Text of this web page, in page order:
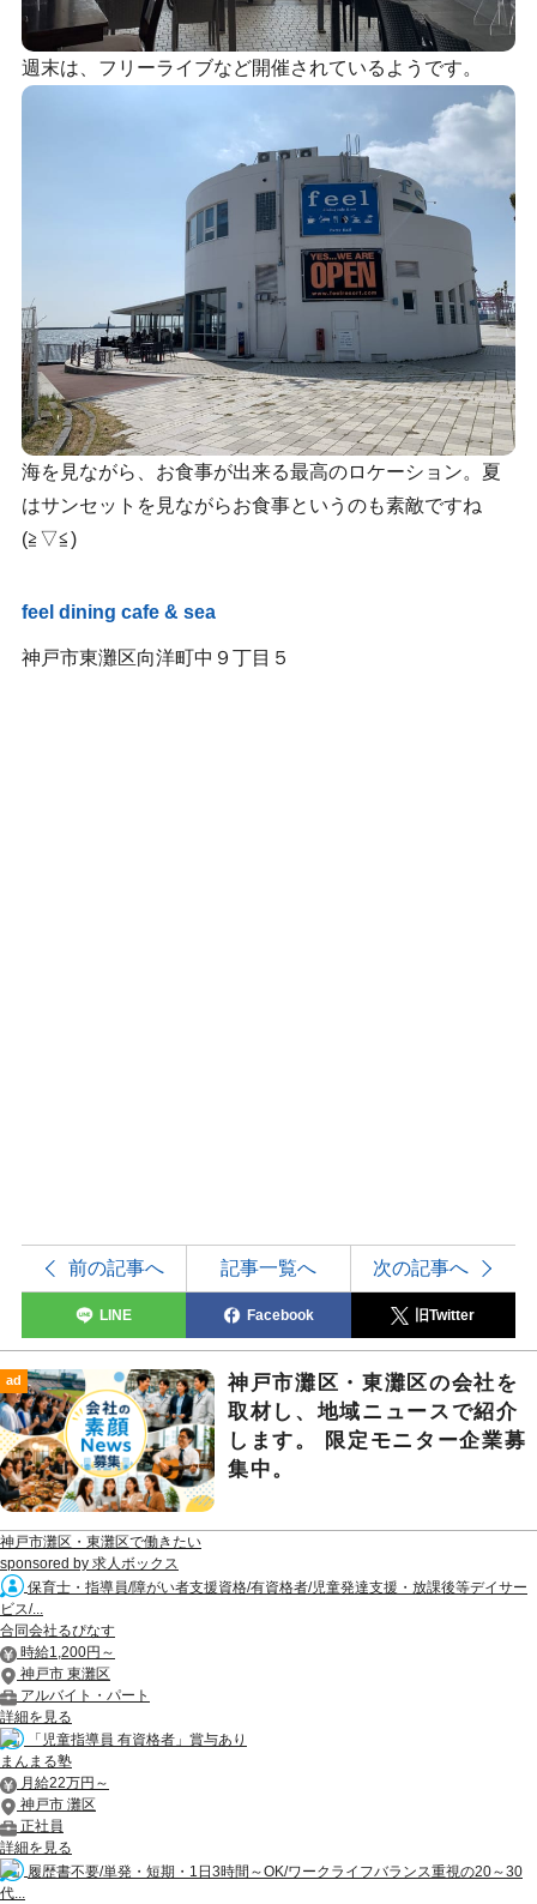
週末は、フリーライブなど開催されているようです。
海を見ながら、お食事が出来る最高のロケーション。夏
はサンセットを見ながらお食事というのも素敵ですね
(≧▽≦)
feel dining cafe & sea
神戸市東灘区向洋町中９丁目５
前の記事へ 記事一覧へ 次の記事へ
LINE Facebook 旧Twitter
ad
神戸市灘区・東灘区の会社を
取材し、地域ニュースで紹介
します。 限定モニター企業募
集中。
神戸市灘区・東灘区で働きたい
sponsored by 求人ボックス
保育士・指導員/障がい者支援資格/有資格者/児童発達支援・放課後等デイサー
ビス/...
合同会社るぴなす
時給1,200円～
神戸市 東灘区
アルバイト・パート
詳細を見る
「児童指導員 有資格者」賞与あり
まんまる塾
月給22万円～
神戸市 灘区
正社員
詳細を見る
履歴書不要/単発・短期・1日3時間～OK/ワークライフバランス重視の20～30
代...